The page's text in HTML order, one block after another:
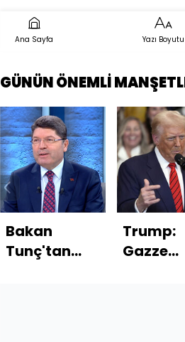
Ana Sayfa Yazı Boyutu
GÜNÜN ÖNEMLİ
Bakan
Tunç'tan
Trump:
Gazze